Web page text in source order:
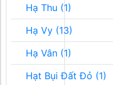
Hạ Thu (1)
Hạ Vy (13)
Hạ Vân (1)
Hạt Bụi Đất Đỏ (1)